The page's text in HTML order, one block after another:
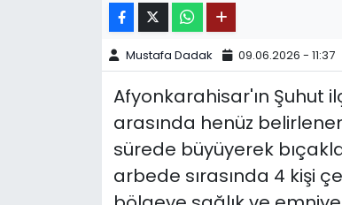
Mustafa Dadak 09.06.2026 - 11:37
Afyonkarahisar'ın Şuhut
arasında henüz
sürede büyüyerek
arbede sırasında 4 kişi